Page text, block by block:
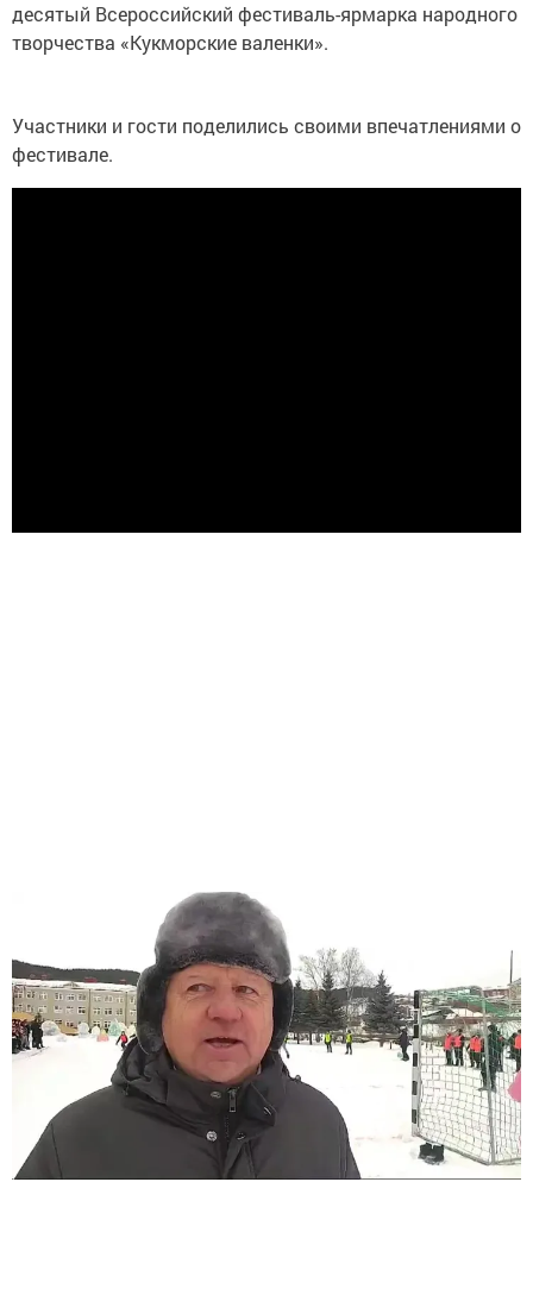
десятый Всероссийский фестиваль-ярмарка народного
творчества «Кукморские валенки».
Участники и гости поделились своими впечатлениями о
фестивале.